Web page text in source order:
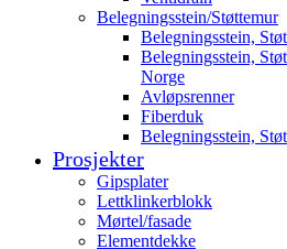
Belegningsstein/Støttemur
Belegningsstein,
Belegningsstein,
Norge
Avløpsrenner
Fiberduk
Belegningsstein,
Prosjekter
Gipsplater
Lettklinkerblokk
Mørtel/fasade
Elementdekke